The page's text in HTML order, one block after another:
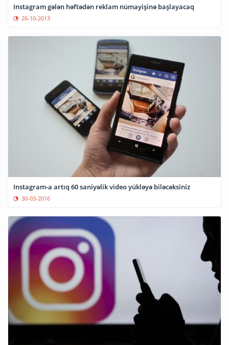
Instagram gələn həftədən reklam nümayişinə başlayacaq
26-10-2013
Instagram-a artıq 60 saniyəlik video yükləyə biləcəksiniz
30-03-2016